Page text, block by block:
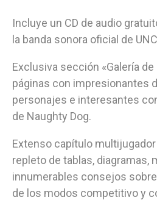
Incluye un CD de audio
la banda sonora oficial de
Exclusiva sección «Galería
páginas con impresionantes
personajes e interesantes
de Naughty Dog.
Extenso capítulo
repleto de tablas, diagramas,
innumerables consejos
de los modos competitivo y